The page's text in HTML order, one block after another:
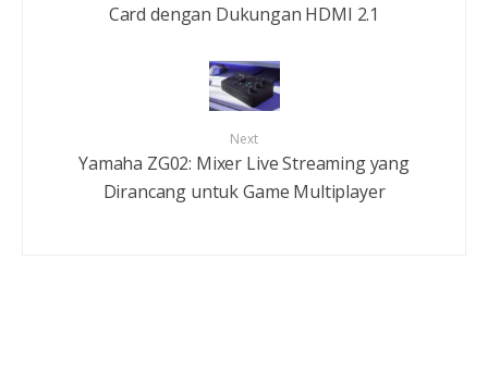
Card dengan Dukungan HDMI 2.1
Next
Yamaha ZG02: Mixer Live Streaming yang
Dirancang untuk Game Multiplayer